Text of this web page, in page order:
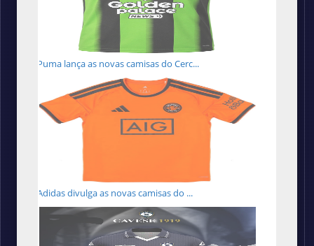
Puma lança as novas camisas do Cerc...
Adidas divulga as novas camisas do ...